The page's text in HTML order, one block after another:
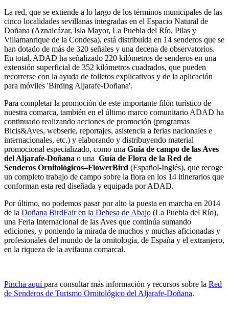
La red, que se extiende a lo largo de los términos municipales de las
cinco localidades sevillanas integradas en el Espacio Natural de
Doñana (Aznalcázar, Isla Mayor, La Puebla del Río, Pilas y
Villamanrique de la Condesa), está distribuida en 14 senderos que se
han dotado de más de 320 señales y una decena de observatorios.
En total, ADAD ha señalizado 220 kilómetros de senderos en una
extensión superficial de 352 kilómetros cuadrados, que pueden
recorrerse con la ayuda de folletos explicativos y de la aplicación
para móviles 'Birding Aljarafe-Doñana'.
Para completar la promoción de este importante filón turístico de
nuestra comarca, también en el último marco comunitario ADAD ha
continuado realizando acciones de promoción (programas
Bicis&Aves, webserie, reportajes, asistencia a ferias nacionales e
internacionales, etc.) y elaborando y distribuyendo material
promocional especializado, como una Guía de campo de las Aves
del Aljarafe-Doñana o una Guía de Flora de la Red de
Senderos Ornitológicos–FlowerBird (Español-Inglés), que recoge
un completo trabajo de campo sobre la flora en los 14 itinerarios que
conforman esta red diseñada y equipada por ADAD.
Por último, no podemos pasar por alto la puesta en marcha en 2014
de la Doñana BirdFair en la Dehesa de Abajo (La Puebla del Río),
una Feria Internacional de las Aves que continúa sumando
ediciones, y poniendo la mirada de muchos y muchas aficionadas y
profesionales del mundo de la ornitología, de España y el extranjero,
en la riqueza de la avifauna comarcal.
Pincha aquípara consultar más información y recursos sobre la Red
de Senderos de Turismo Ornitológico del Aljarafe-Doñana.